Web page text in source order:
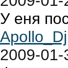
У еня
Apollo_Dj
2009-